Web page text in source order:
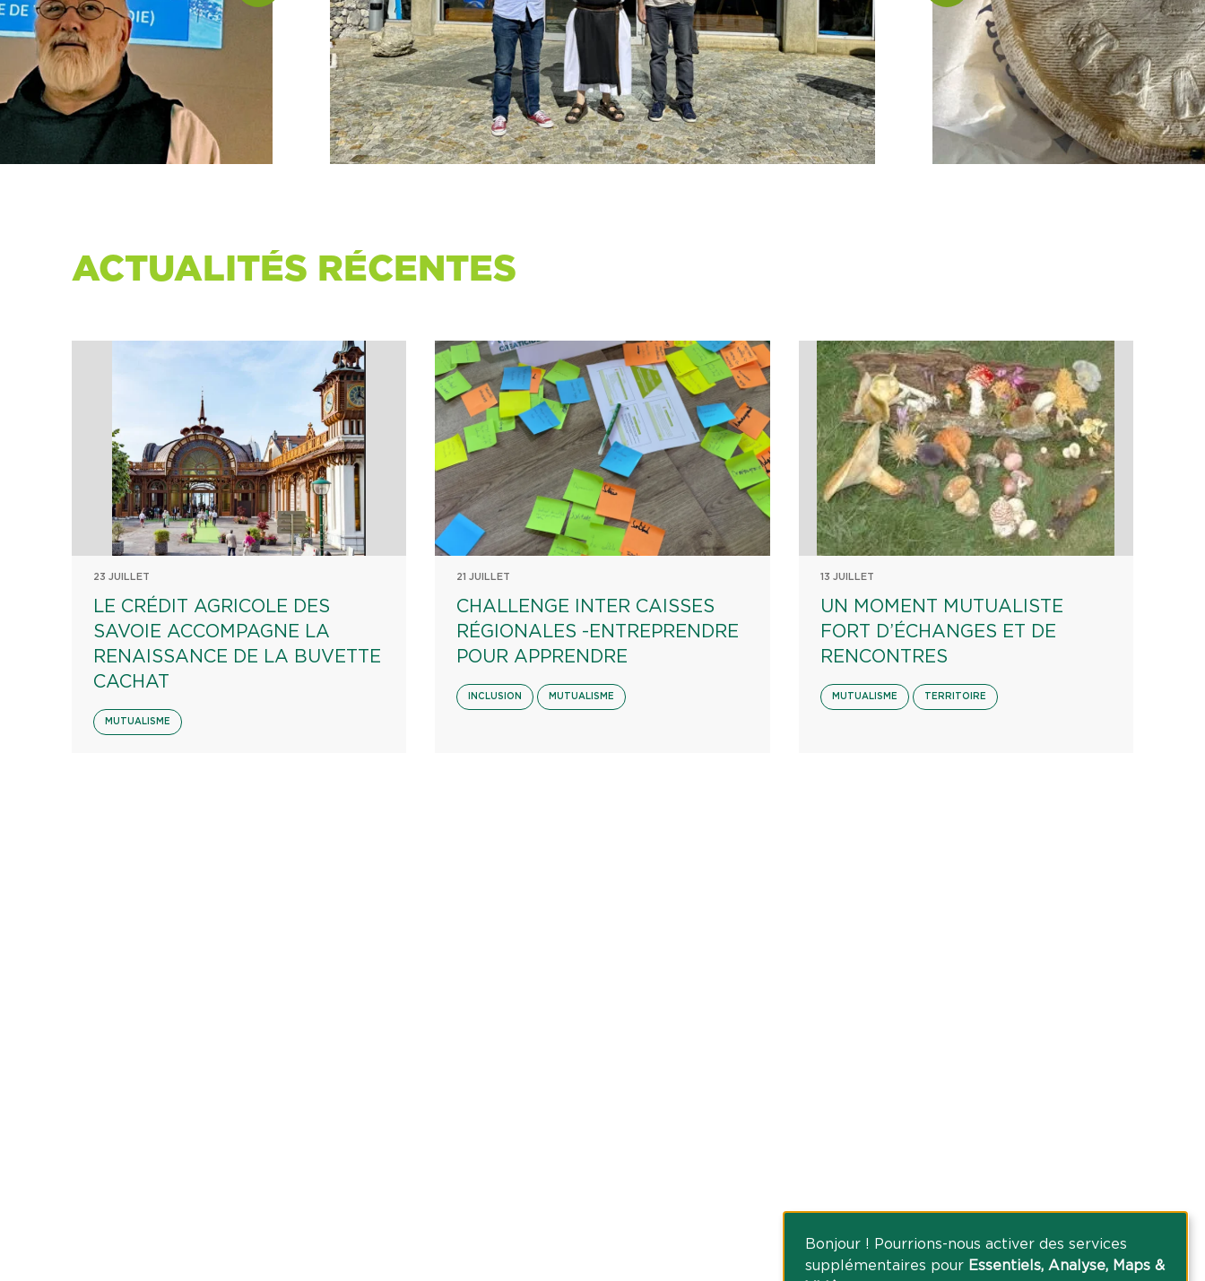
Bonjour ! Pourrions-nous activer des services
supplémentaires pour Essentiels, Analyse, Maps &
ACTUALITÉS RÉCENTES
23 JUILLET
LE CRÉDIT AGRICOLE DES
SAVOIE ACCOMPAGNE LA
RENAISSANCE DE LA BUVETTE
CACHAT
MUTUALISME
21 JUILLET
CHALLENGE INTER CAISSES
RÉGIONALES -ENTREPRENDRE
POUR APPRENDRE
INCLUSION MUTUALISME
13 JUILLET
UN MOMENT MUTUALISTE
FORT D’ÉCHANGES ET DE
RENCONTRES
MUTUALISME TERRITOIRE